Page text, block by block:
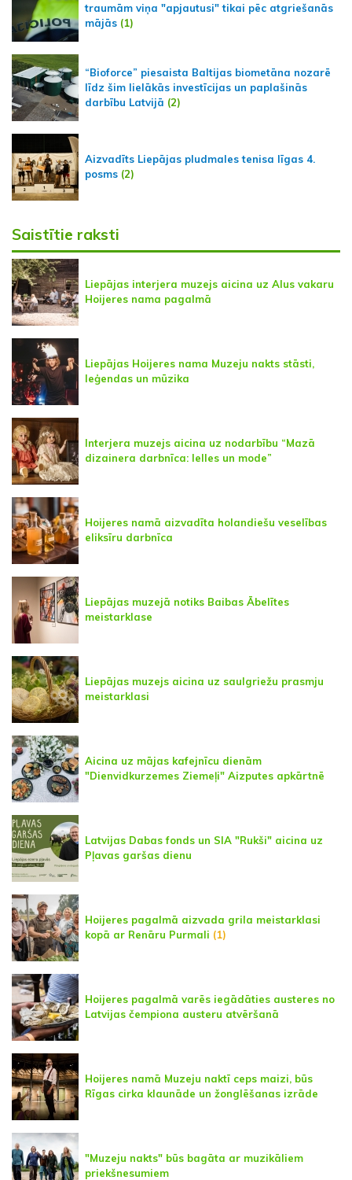
traumām viņa "apjautusi" tikai pēc atgriešanās
mājās (1)
“Bioforce” piesaista Baltijas biometāna nozarē
līdz šim lielākās investīcijas un paplašinās
darbību Latvijā (2)
Aizvadīts Liepājas pludmales tenisa līgas 4.
posms (2)
Saistītie raksti
Liepājas interjera muzejs aicina uz Alus vakaru
Hoijeres nama pagalmā
Liepājas Hoijeres nama Muzeju nakts stāsti,
leģendas un mūzika
Interjera muzejs aicina uz nodarbību “Mazā
dizainera darbnīca: lelles un mode”
Hoijeres namā aizvadīta holandiešu veselības
eliksīru darbnīca
Liepājas muzejā notiks Baibas Ābelītes
meistarklase
Liepājas muzejs aicina uz saulgriežu prasmju
meistarklasi
Aicina uz mājas kafejnīcu dienām
"Dienvidkurzemes Ziemeļi" Aizputes apkārtnē
Latvijas Dabas fonds un SIA "Rukši" aicina uz
Pļavas garšas dienu
Hoijeres pagalmā aizvada grila meistarklasi
kopā ar Renāru Purmali (1)
Hoijeres pagalmā varēs iegādāties austeres no
Latvijas čempiona austeru atvēršanā
Hoijeres namā Muzeju naktī ceps maizi, būs
Rīgas cirka klaunāde un žonglēšanas izrāde
"Muzeju nakts" būs bagāta ar muzikāliem
priekšnesumiem